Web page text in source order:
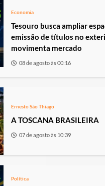
Economia
Tesouro busca ampliar
emissão de títulos no
movimenta mercado
08 de agosto às 00:16
Ernesto São Thiago
A TOSCANA BRASILEIRA
07 de agosto às 10:39
Política